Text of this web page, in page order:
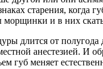
старения, когда
морщинки и в них
длится от полугода
анестезией. И
губ меняет